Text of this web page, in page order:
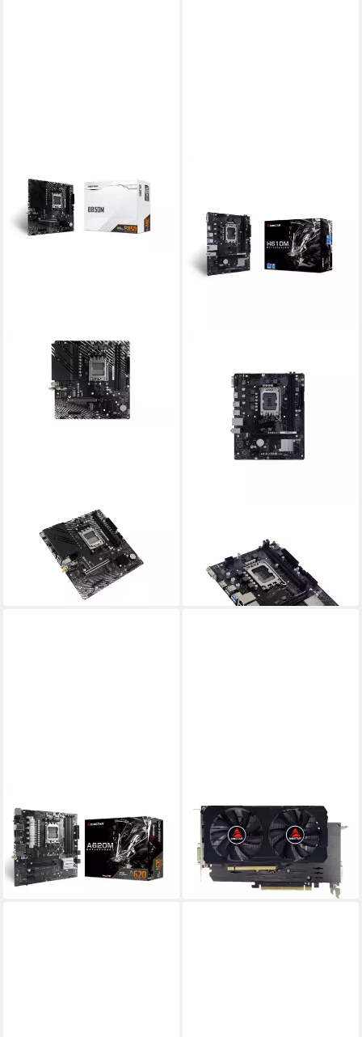
BIOSTAR
B850MT2-E DJ Mainboard
ab 105,05 €
mtl. in 12 Raten
lieferbar - in 3-4 Werktagen bei dir
H610MHC 2.0 Mainboard
57,29 €
lieferbar - in 3-4 Werktagen bei dir
BIOSTAR
Mainboard
ab 117,65 €
10,75 €mtl. in 12 Raten
lieferbar - in 9-11 Werktagen bei
dir
BIOSTAR
Grafikkarte
320,01 €
15,89 € mtl. in 24 Raten
lieferbar - in 4-5 Werktagen bei dir